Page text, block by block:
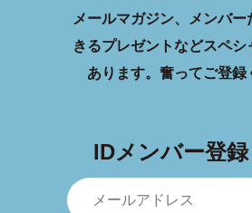
メールマガジン、メンバー
きるプレゼントなどスペシ
あります。 奮ってご登録
IDメンバー登